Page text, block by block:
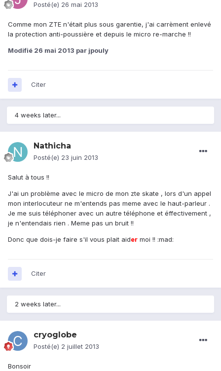
Posté(e) 26 mai 2013
Comme mon ZTE n'était plus sous garentie, j'ai carrèment enlevé
la protection anti-poussière et depuis le micro re-marche !!
Modifié 26 mai 2013 par jpouly
Citer
4 weeks later...
Nathicha
Posté(e) 23 juin 2013
Salut à tous !!
J'ai un problème avec le micro de mon zte skate , lors d'un appel
mon interlocuteur ne m'entends pas meme avec le haut-parleur .
Je me suis téléphoner avec un autre téléphone et éffectivement ,
je n'entendais rien . Meme pas un bruit !!
Donc que dois-je faire s'il vous plait aider moi !! :mad:
Citer
2 weeks later...
cryoglobe
Posté(e) 2 juillet 2013
Bonsoir